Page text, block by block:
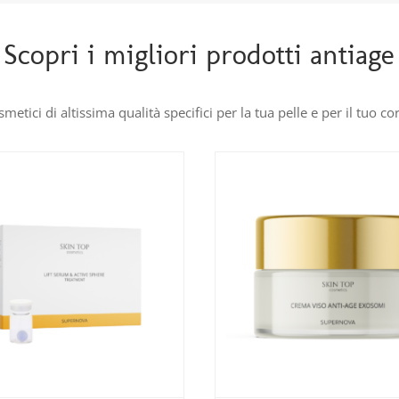
Scopri i migliori prodotti antiage
di altissima qualità specifici per la tua pelle e per il tuo